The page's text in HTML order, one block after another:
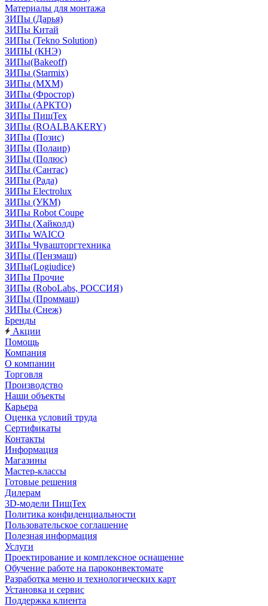
Материалы для монтажа
ЗИПы (Дарья)
ЗИПы Китай
ЗИПы (Tekno Solution)
ЗИПЫ (КНЭ)
ЗИПы(Bakeoff)
ЗИПы (Starmix)
ЗИПы (МХМ)
ЗИПы (Фростор)
ЗИПы (АРКТО)
ЗИПы ПищТех
ЗИПы (ROALBAKERY)
ЗИПы (Позис)
ЗИПы (Полаир)
ЗИПы (Полюс)
ЗИПы (Сантас)
ЗИПы (Рада)
ЗИПы Electrolux
ЗИПы (УКМ)
ЗИПы Robot Coupe
ЗИПы (Хайколд)
ЗИПы WAICO
ЗИПы Чувашторгтехника
ЗИПы (Пензмаш)
ЗИПы(Logiudice)
ЗИПы Прочие
ЗИПы (RoboLabs, РОССИЯ)
ЗИПы (Проммаш)
ЗИПы (Снеж)
Бренды
Акции
Помощь
Компания
О компании
Торговля
Производство
Наши объекты
Карьера
Оценка условий труда
Сертификаты
Контакты
Информация
Магазины
Мастер-классы
Готовые решения
Дилерам
3D-модели ПищТех
Политика конфиденциальности
Пользовательское соглашение
Полезная информация
Услуги
Проектирование и комплексное оснащение
Обучение работе на пароконвектомате
Разработка меню и технологических карт
Установка и сервис
Поддержка клиента